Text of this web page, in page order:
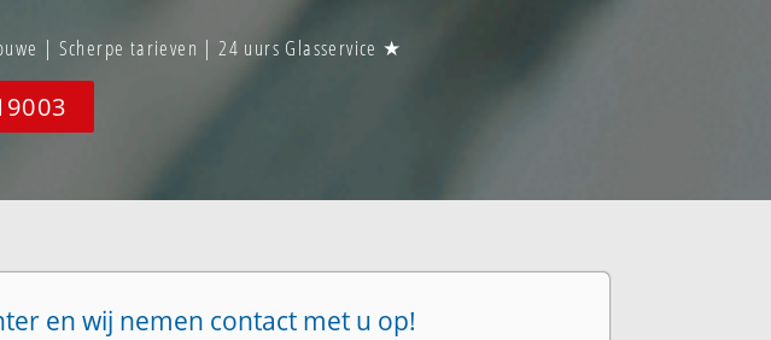
| Scherpe tarieven | 24 uurs Glasservice ★
en wij nemen contact met u op!